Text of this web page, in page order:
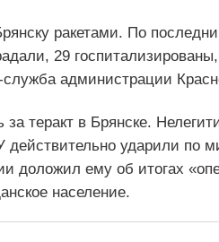
ракетами. По
29
администрации
за теракт в Брянске.
действительно ударили по
доложил ему об итогах
население.